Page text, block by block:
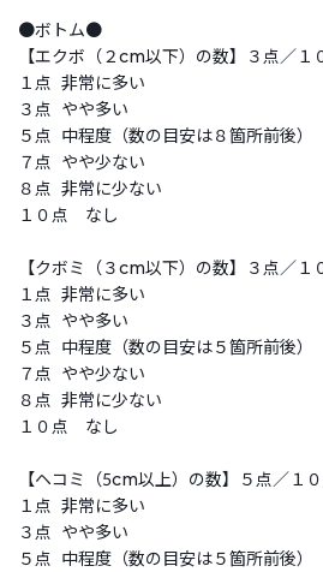
●ボトム●
【エクボ（２cm以下）の数】３点／１
１点 非常に多い
３点 やや多い
５点 中程度（数の目安は８箇所前後）
７点 やや少ない
８点 非常に少ない
１０点 なし
【クボミ（３cm以下）の数】３点／１
１点 非常に多い
３点 やや多い
５点 中程度（数の目安は５箇所前後）
７点 やや少ない
８点 非常に少ない
１０点 なし
【ヘコミ（5cm以上）の数】５点／１
１点 非常に多い
３点 やや多い
５点 中程度（数の目安は５箇所前後）